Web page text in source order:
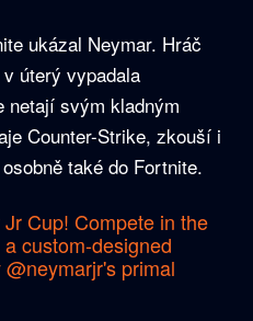
ukázal Neymar. Hráč
úterý vypadala
netají svým kladným
Counter-Strike, zkouší i
také do Fortnite.
Cup! Compete in the
custom-designed
@neymarjr's primal